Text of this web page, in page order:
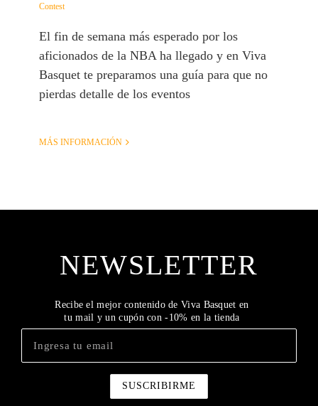
Contest
El fin de semana más esperado por los
aficionados de la NBA ha llegado y en Viva
Basquet te preparamos una guía para que no
pierdas detalle de los eventos
MÁS INFORMACIÓN
NEWSLETTER
Recibe el mejor contenido de Viva Basquet en
tu mail y un cupón con -10% en la tienda